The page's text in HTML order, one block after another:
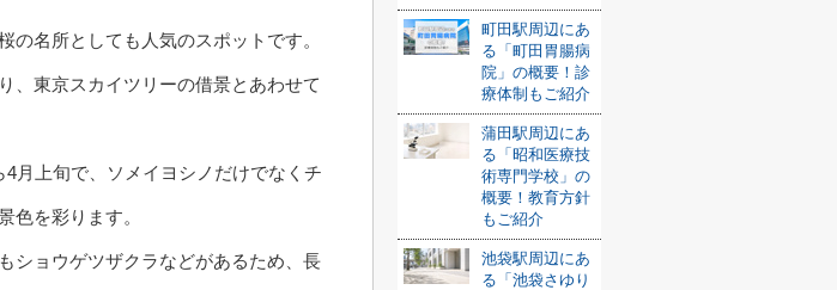
の名所としても人気のスポットです。
、東京スカイツリーの借景とあわせて
月上旬で、ソメイヨシノだけでなくチ
色を彩ります。
ショウゲツザクラなどがあるため、長
町田駅周辺にあ
る「町田胃腸病
院」の概要！診
療体制もご紹介
蒲田駅周辺にあ
る「昭和医療技
術専門学校」の
概要！教育方針
もご紹介
池袋駅周辺にあ
る「池袋さゆり